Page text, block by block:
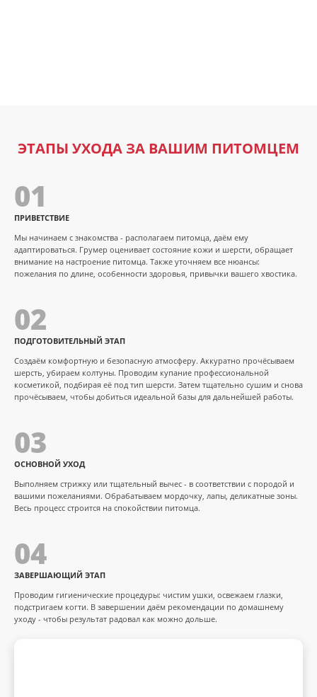
ЭТАПЫ УХОДА ЗА ВАШИМ ПИТОМЦЕМ
01
ПРИВЕТСТВИЕ
Мы начинаем с знакомства - располагаем питомца, даём ему
адаптироваться. Грумер оценивает состояние кожи и шерсти, обращает
внимание на настроение питомца. Также уточняем все нюансы:
пожелания по длине, особенности здоровья, привычки вашего хвостика.
02
ПОДГОТОВИТЕЛЬНЫЙ ЭТАП
Создаём комфортную и безопасную атмосферу. Аккуратно прочёсываем
шерсть, убираем колтуны. Проводим купание профессиональной
косметикой, подбирая её под тип шерсти. Затем тщательно сушим и снова
прочёсываем, чтобы добиться идеальной базы для дальнейшей работы.
03
ОСНОВНОЙ УХОД
Выполняем стрижку или тщательный вычес - в соответствии с породой и
вашими пожеланиями. Обрабатываем мордочку, лапы, деликатные зоны.
Весь процесс строится на спокойствии питомца.
04
ЗАВЕРШАЮЩИЙ ЭТАП
Проводим гигиенические процедуры: чистим ушки, освежаем глазки,
подстригаем когти. В завершении даём рекомендации по домашнему
уходу - чтобы результат радовал как можно дольше.